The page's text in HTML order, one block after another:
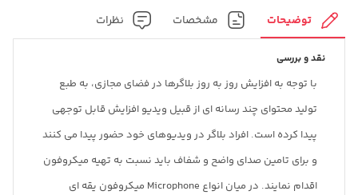
توضیحات مشخصات نظرات
نقد و بررسی
با توجه به افزایش روز به روز بلاگرها در فضای مجازی، به طبع
تولید محتوای چند رسانه ای از قبیل ویدیو افزایش قابل توجهی
پیدا کرده است. افراد بلاگر در ویدیوهای خود حضور پیدا می کنند
و برای تامین صدای واضح و شفاف باید نسبت به تهیه میکروفون
اقدام نمایند. در میان انواع Microphone میکروفون یقه ای